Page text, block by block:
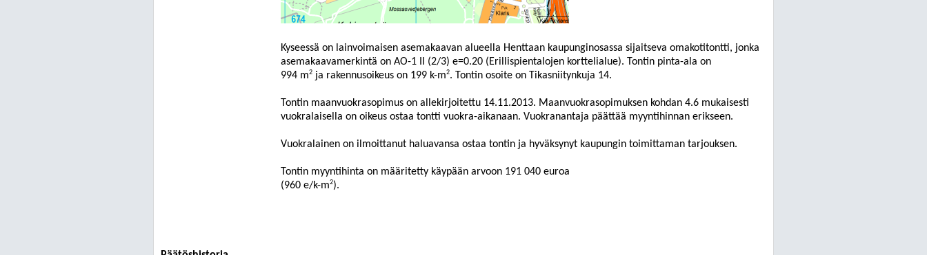
Kyseessä on lainvoimaisen asemakaavan alueella Henttaan kaupunginosassa sijaitseva omakotitontti, jonka
asemakaavamerkintä on AO-1 II (2/3) e=0.20 (Erillispientalojen korttelialue). Tontin pinta-ala on
994 m2ja rakennusoikeus on 199 k-m2. Tontin osoite on Tikasniitynkuja 14.
Tontin maanvuokrasopimus on allekirjoitettu 14.11.2013. Maanvuokrasopimuksen kohdan 4.6 mukaisesti
vuokralaisella on oikeus ostaa tontti vuokra-aikanaan. Vuokranantaja päättää myyntihinnan erikseen.
Vuokralainen on ilmoittanut haluavansa ostaa tontin ja hyväksynyt kaupungin toimittaman tarjouksen.
Tontin myyntihinta on määritetty käypään arvoon 191 040 euroa
(960 e/k-m2).